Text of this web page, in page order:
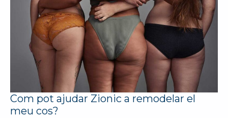
Com pot ajudar Zionic a remodelar el
meu cos?